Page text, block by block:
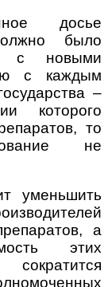
досье
было
с новыми
с каждым
–
которого
то
не
уменьшить
а
этих